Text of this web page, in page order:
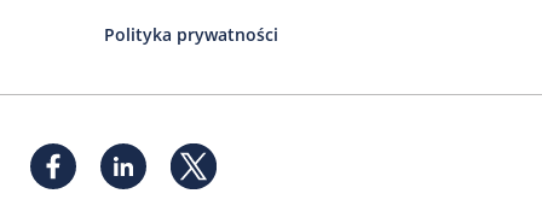
Polityka prywatności